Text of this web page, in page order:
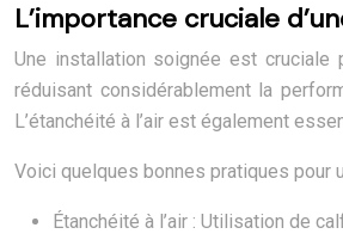
L’importance cruciale
Une installation soignée est cruciale
réduisant considérablement la
L’étanchéité à l’air est également
Voici quelques bonnes pratiques pour
Étanchéité à l’air : Utilisation de